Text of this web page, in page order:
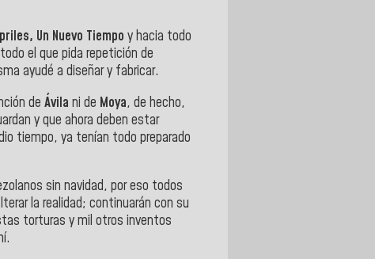
Un Nuevo Tiempo y hacia todo
el que pida repetición de
ayudé a diseñar y fabricar.
de Ávila ni de Moya, de hecho,
y que ahora deben estar
tiempo, ya tenían todo preparado
sin navidad, por eso todos
la realidad; continuarán con su
torturas y mil otros inventos